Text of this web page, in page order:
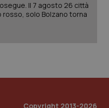
Testa Collo
Il 7 agosto 26 città
solo Bolzano torna
Copyright 2013-2026